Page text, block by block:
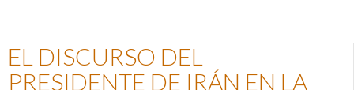
EL DISCURSO DEL
PRESIDENTE DE IRÁN EN LA